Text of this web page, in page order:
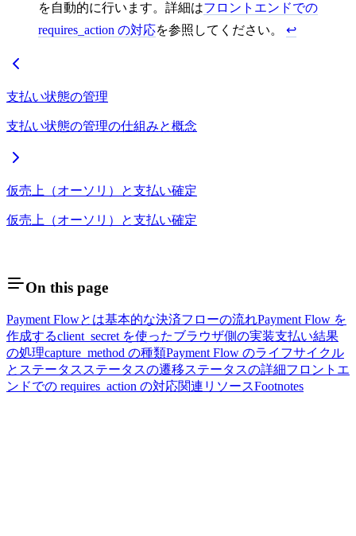
を自動的に行います。詳細はフロントエンドでの
requires_action の対応を参照してください。 ↩
支払い状態の管理
支払い状態の管理の仕組みと概念
仮売上（オーソリ）と支払い確定
仮売上（オーソリ）と支払い確定
On this page
Payment Flowとは基本的な決済フローの流れPayment Flow を
作成するclient_secret を使ったブラウザ側の実装支払い結果
の処理capture_method の種類Payment Flow のライフサイクル
とステータス ステータスの遷移ステータスの詳細フロントエ
ンドでの requires_action の対応関連リソースFootnotes